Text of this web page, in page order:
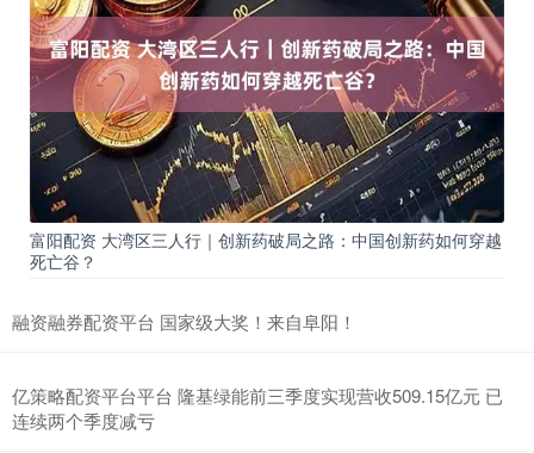
富阳配资 大湾区三人行｜创新药破局之路：中国创新药如何穿越
死亡谷？
融资融券配资平台 国家级大奖！来自阜阳！
亿策略配资平台平台 隆基绿能前三季度实现营收509.15亿元 已
连续两个季度减亏